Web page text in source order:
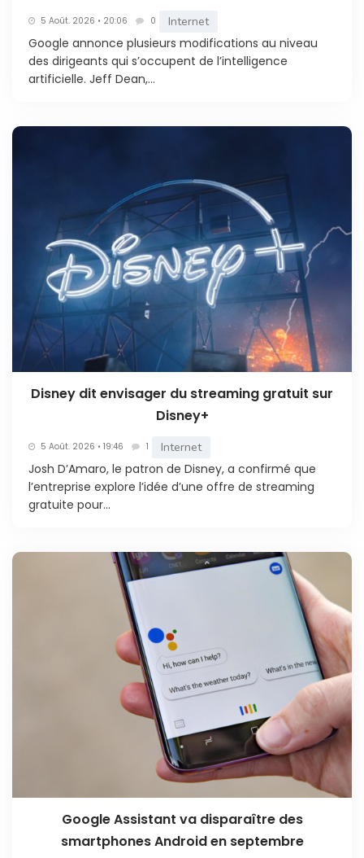
5 Août. 2026 • 20:06 0 Internet
Google annonce plusieurs modifications au niveau
des dirigeants qui s’occupent de l’intelligence
artificielle. Jeff Dean,...
Disney dit envisager du streaming gratuit sur
Disney+
5 Août. 2026 • 19:46 1 Internet
Josh D’Amaro, le patron de Disney, a confirmé que
l’entreprise explore l’idée d’une offre de streaming
gratuite pour...
Google Assistant va disparaître des
smartphones Android en septembre